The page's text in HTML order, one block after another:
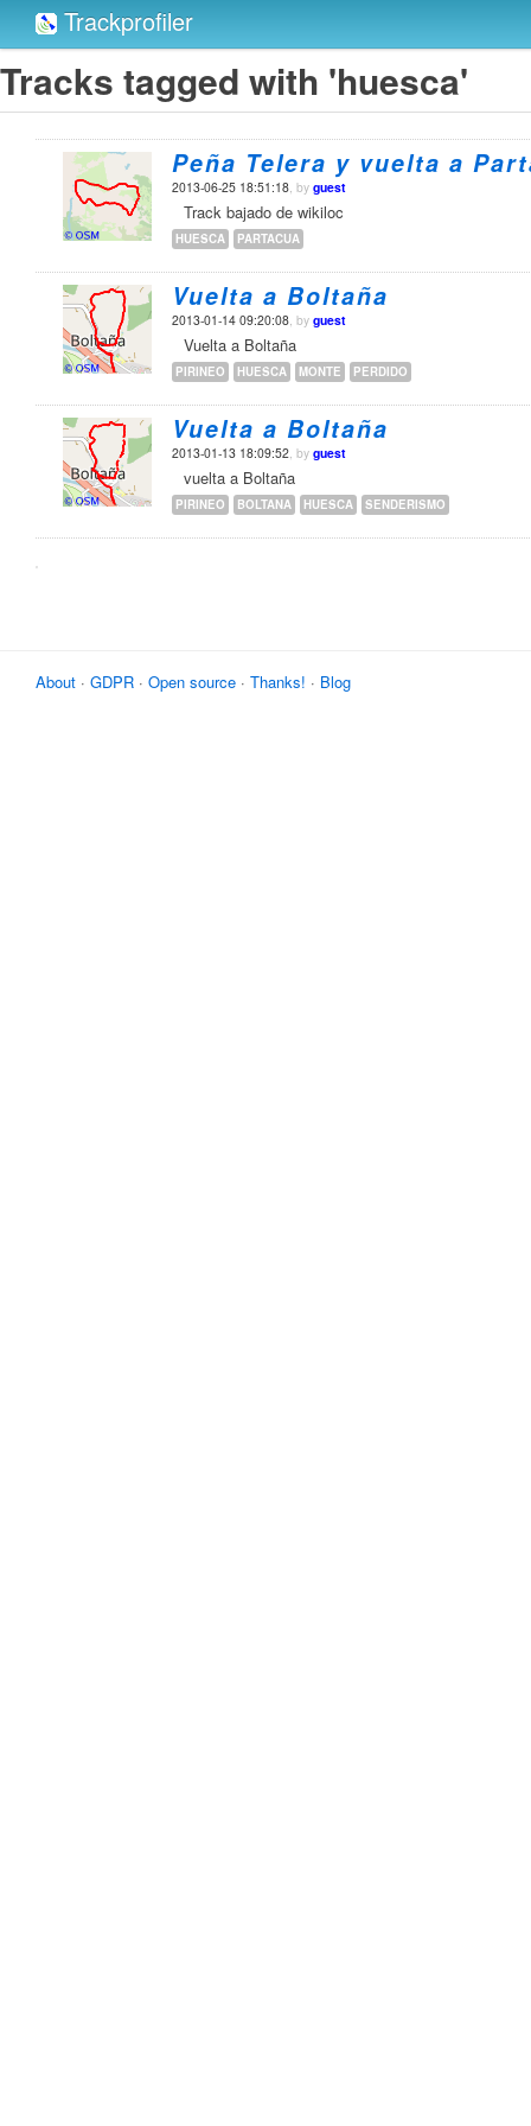
Trackprofiler
Tracks tagged with 'huesca'
Peña Telera y vuelta a
2013-06-25 18:51:18, by guest
Track bajado de wikiloc
HUESCA PARTACUA
Vuelta a Boltaña
2013-01-14 09:20:08, by guest
Vuelta a Boltaña
PIRINEO HUESCA MONTE PERDIDO
Vuelta a Boltaña
2013-01-13 18:09:52, by guest
vuelta a Boltaña
PIRINEO BOLTANA HUESCA SENDERISMO
About · GDPR · Open source · Thanks! · Blog